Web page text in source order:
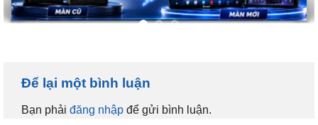
Để lại một bình luận
Bạn phải đăng nhập để gửi bình luận.